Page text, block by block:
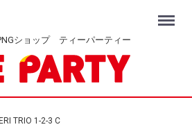
ショップ ティーパーティー
Menu
TRIO 1-2-3 C